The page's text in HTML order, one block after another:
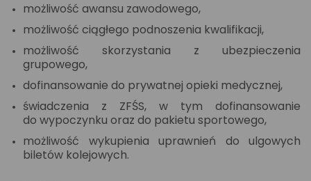
możliwość awansu zawodowego,
możliwość ciągłego podnoszenia kwalifikacji,
możliwość skorzystania z ubezpieczenia
grupowego,
dofinansowanie do prywatnej opieki medycznej,
świadczenia z ZFŚS, w tym dofinansowanie
do wypoczynku oraz do pakietu sportowego,
możliwość wykupienia uprawnień do ulgowych
biletów kolejowych.